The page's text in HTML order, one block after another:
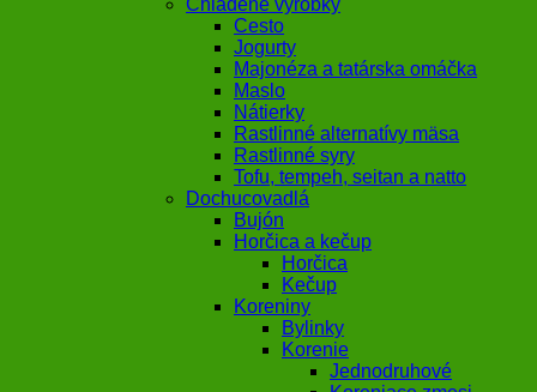
Chladené výrobky
Cesto
Jogurty
Majonéza a tatárska omáčka
Maslo
Nátierky
Rastlinné alternatívy mäsa
Rastlinné syry
Tofu, tempeh, seitan a natto
Dochucovadlá
Bujón
Horčica a kečup
Horčica
Kečup
Koreniny
Bylinky
Korenie
Jednodruhové